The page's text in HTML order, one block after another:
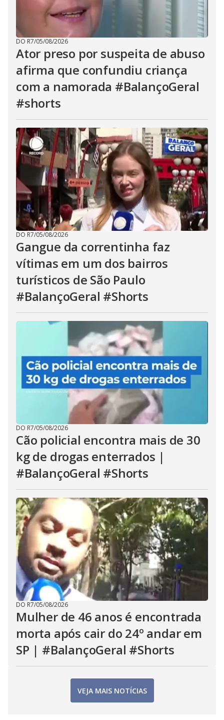
DO R7/05/08/2026
Ator preso por suspeita de abuso
afirma que confundiu criança
com a namorada #BalançoGeral
#shorts
DO R7/05/08/2026
Gangue da correntinha faz
vítimas em um dos bairros
turísticos de São Paulo
#BalançoGeral #Shorts
DO R7/05/08/2026
Cão policial encontra mais de 30
kg de drogas enterrados |
#BalançoGeral #Shorts
DO R7/05/08/2026
Mulher de 46 anos é encontrada
morta após cair do 24º andar em
SP | #BalançoGeral #Shorts
VEJA MAIS NOTÍCIAS